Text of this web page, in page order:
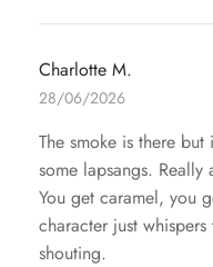
Charlotte M.
28/06/2026
The smoke is there
some lapsangs.
You get caramel, you
character just
shouting.